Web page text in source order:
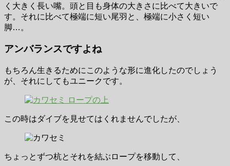
く大きく長い嘴。頭と目も身体の大きさに比べて大きいで
す。それに比べて極端に短い尾羽と、極端に小さく短い
脚…。
アンバランスですよね
もちろん生きるためにこのような形に進化したのでしょう
が、それにしてもユニークです。
この時はダイブを見せてはくれませんでしたが、
ちょっとずつ杭とそれを結ぶロープを移動して、